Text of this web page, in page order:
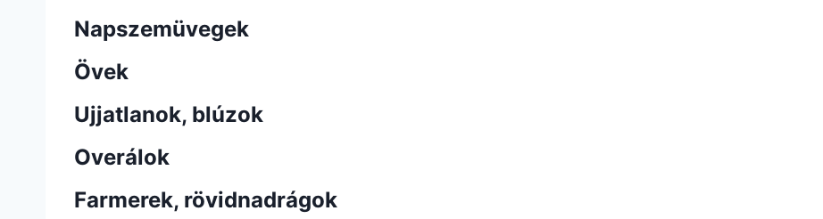
Napszemüvegek
Övek
Ujjatlanok, blúzok
Overálok
Farmerek, rövidnadrágok